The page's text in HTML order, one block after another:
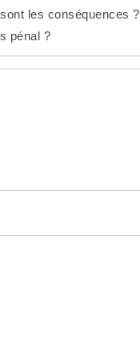
les conséquences ?
pénal ?